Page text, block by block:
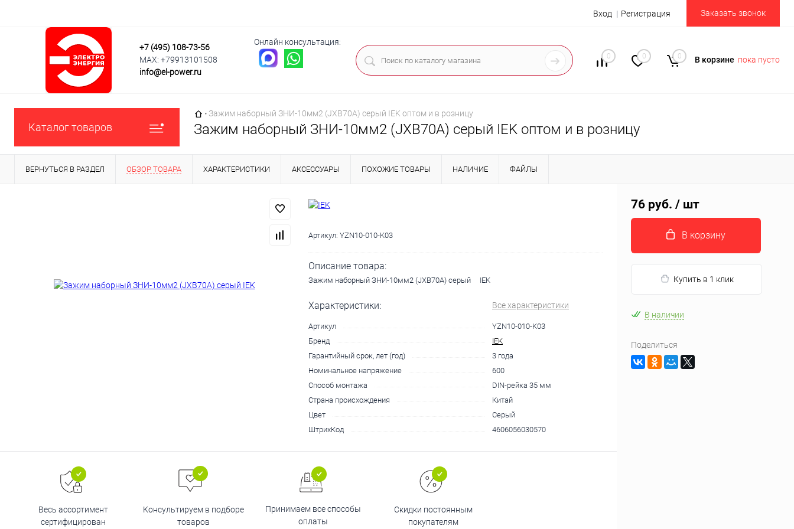
Вход Регистрация Заказать звонок
+7 (495) 108-73-56
MAX: +79913101508
info@el-power.ru
Онлайн консультация:
0 0 0 В корзине пока пусто
Каталог товаров
Главная страница
•Зажим наборный ЗНИ-10мм2 (JXB70А) серый IEK оптом и в розницу
Зажим наборный ЗНИ-10мм2 (JXB70А) серый IEK оптом и в розницу
ВЕРНУТЬСЯ В РАЗДЕЛ ОБЗОР ТОВАРА ХАРАКТЕРИСТИКИ АКСЕССУАРЫ ПОХОЖИЕ ТОВАРЫ НАЛИЧИЕ ФАЙЛЫ
Артикул: YZN10-010-K03
Описание товара:
Зажим наборный ЗНИ-10мм2 (JXB70А) серый IEK
Характеристики: Все характеристики
Артикул
YZN10-010-K03
Бренд
IEK
Гарантийный срок, лет (год)
3 года
Номинальное напряжение
600
Способ монтажа
DIN-рейка 35 мм
Страна происхождения
Китай
Цвет
Серый
ШтрихКод
4606056030570
Весь ассортимент
сертифицирован
Консультируем в подборе
товаров
Принимаем все способы
оплаты
Скидки постоянным
покупателям
76 руб. / шт
В корзину
Купить в 1 клик
В наличии
Поделиться